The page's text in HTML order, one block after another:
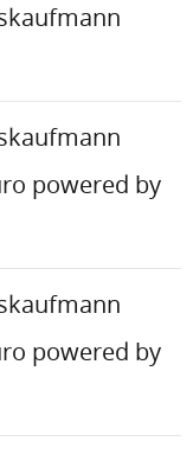
powered by
powered by